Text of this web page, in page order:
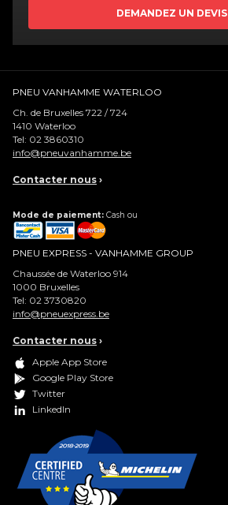
DEMANDEZ UN DEVIS
PNEU VANHAMME WATERLOO
Ch. de Bruxelles 722 / 724
1410 Waterloo
Tel: 02 3860310
info@pneuvanhamme.be
Contacter nous ›
Mode de paiement: Cash ou
PNEU EXPRESS - VANHAMME GROUP
Chaussée de Waterloo 914
1000 Bruxelles
Tel: 02 3730820
info@pneuexpress.be
Contacter nous ›
Apple App Store
Google Play Store
Twitter
LinkedIn